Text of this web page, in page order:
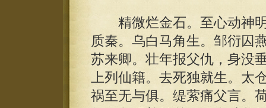
精微烂金石。至心动神明
质秦。乌白马角生。邹衍囚
苏来卿。壮年报父仇，身没
上列仙籍。去死独就生。太
祸至无与俱。缇萦痛父言。